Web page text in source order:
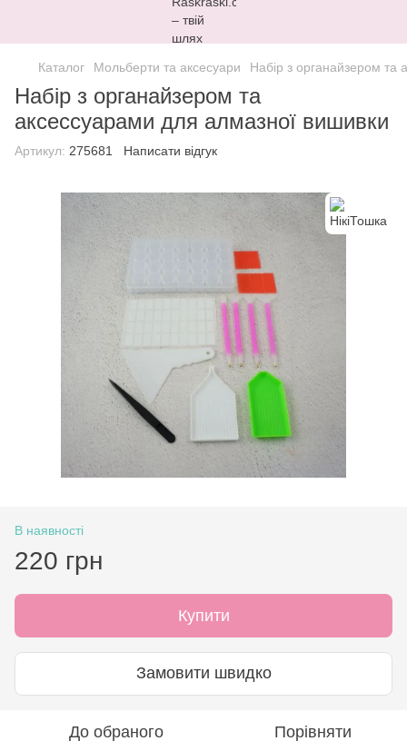
Каталог Мольберти та аксесуари Набір з органайзером та
Набір з органайзером та
аксессуарами для алмазної вишивки
Артикул: 275681 Написати відгук
В наявності
220 грн
Купити
Замовити швидко
До обраного Порівняти